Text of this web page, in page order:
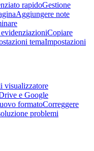
rapidoGestione
Aggiungere note
Copiare
temaImpostazioni
visualizzatore
e Google
formatoCorreggere
problemi